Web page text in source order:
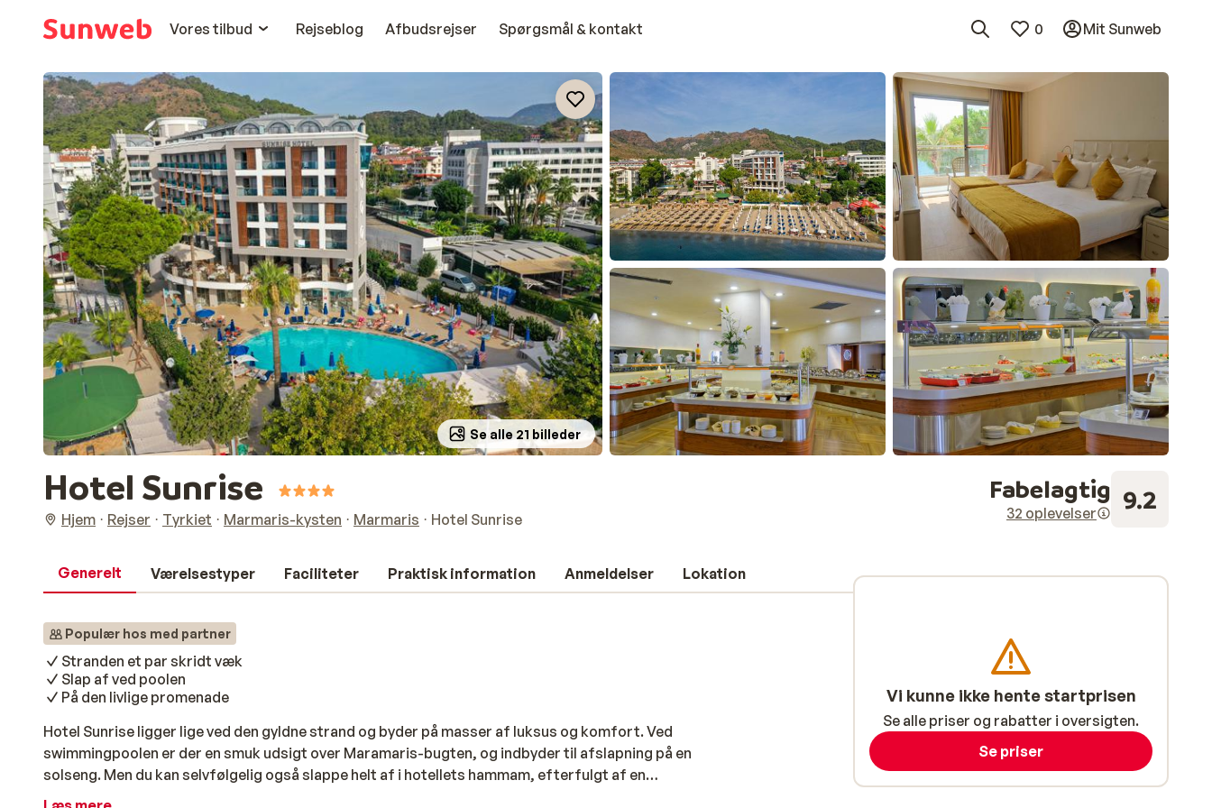
Vores tilbud
Rejseblog Afbudsrejser Spørgsmål & kontakt 0 Mit Sunweb
Se alle 21 billeder
Hotel Sunrise
Hjem Rejser Tyrkiet Marmaris-kysten Marmaris Hotel Sunrise
Fabelagtig
32 oplevelser 9.2
Generelt Værelsestyper Faciliteter Praktisk information Anmeldelser Lokation
Populær hos med partner
Stranden et par skridt væk
Slap af ved poolen
På den livlige promenade
Hotel Sunrise ligger lige ved den gyldne strand og byder på masser af luksus og komfort. Ved
swimmingpoolen er der en smuk udsigt over Maramaris-bugten, og indbyder til afslapning på en
solseng. Men du kan selvfølgelig også slappe helt af i hotellets hammam, efterfulgt af en
massage.
Vi kunne ikke hente startprisen
Se alle priser og rabatter i oversigten.
Se priser